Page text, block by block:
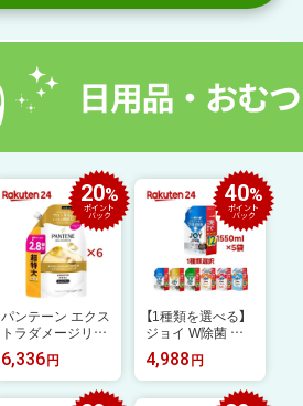
パンテーン エクス
トラダメージリペ
ア シャンプー 詰
替 超特大(860ml*
6袋セット)【PANT
ENE(パンテーン)】
6,336 円
20%
ポイント
バック
【1種類を選べる】
ジョイ W除菌 食
器用洗剤 詰め替え
超ジャンボ(1550
mL×5セット)【ジ
ョイ(Joy)】
4,988 円
40%
ポイント
バック